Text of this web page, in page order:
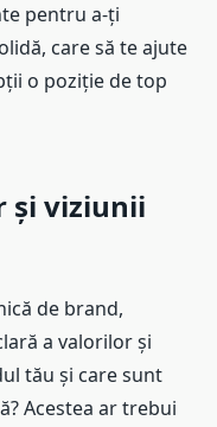
pentru a-ți
care să te ajute
o poziție de top
și viziunii
de brand,
a valorilor și
tău și care sunt
Acestea ar trebui